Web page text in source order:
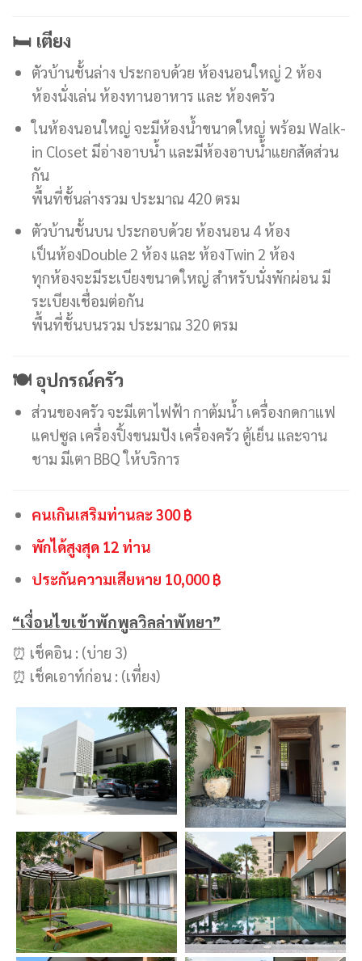
🛏 เตียง
ตัวบ้านชั้นล่าง ประกอบด้วย ห้องนอนใหญ่ 2 ห้อง
ห้องนั่งเล่น ห้องทานอาหาร และ ห้องครัว
ในห้องนอนใหญ่ จะมีห้องน้ำขนาดใหญ่ พร้อม Walk-
in Closet มีอ่างอาบน้ำ และมีห้องอาบน้ำแยกสัดส่วน
กัน
พื้นที่ชั้นล่างรวม ประมาณ 420 ตรม
ตัวบ้านชั้นบน ประกอบด้วย ห้องนอน 4 ห้อง
เป็นห้องDouble 2 ห้อง และ ห้องTwin 2 ห้อง
ทุกห้องจะมีระเบียงขนาดใหญ่ สำหรับนั่งพักผ่อน มี
ระเบียงเชื่อมต่อกัน
พื้นที่ชั้นบนรวม ประมาณ 320 ตรม
🍽 อุปกรณ์ครัว
ส่วนของครัว จะมีเตาไฟฟ้า กาต้มน้ำ เครื่องกดกาแฟ
แคปซูล เครื่องปิ้งขนมปัง เครื่องครัว ตู้เย็น และจาน
ชาม มีเตา BBQ ให้บริการ
คนเกินเสริมท่านละ 300 ฿
พักได้สูงสุด 12 ท่าน
ประกันความเสียหาย 10,000 ฿
“เงื่อนไขเข้าพักพูลวิลล่าพัทยา”
⏰ เช็คอิน : (บ่าย 3)
⏰ เช็คเอาท์ก่อน : (เที่ยง)